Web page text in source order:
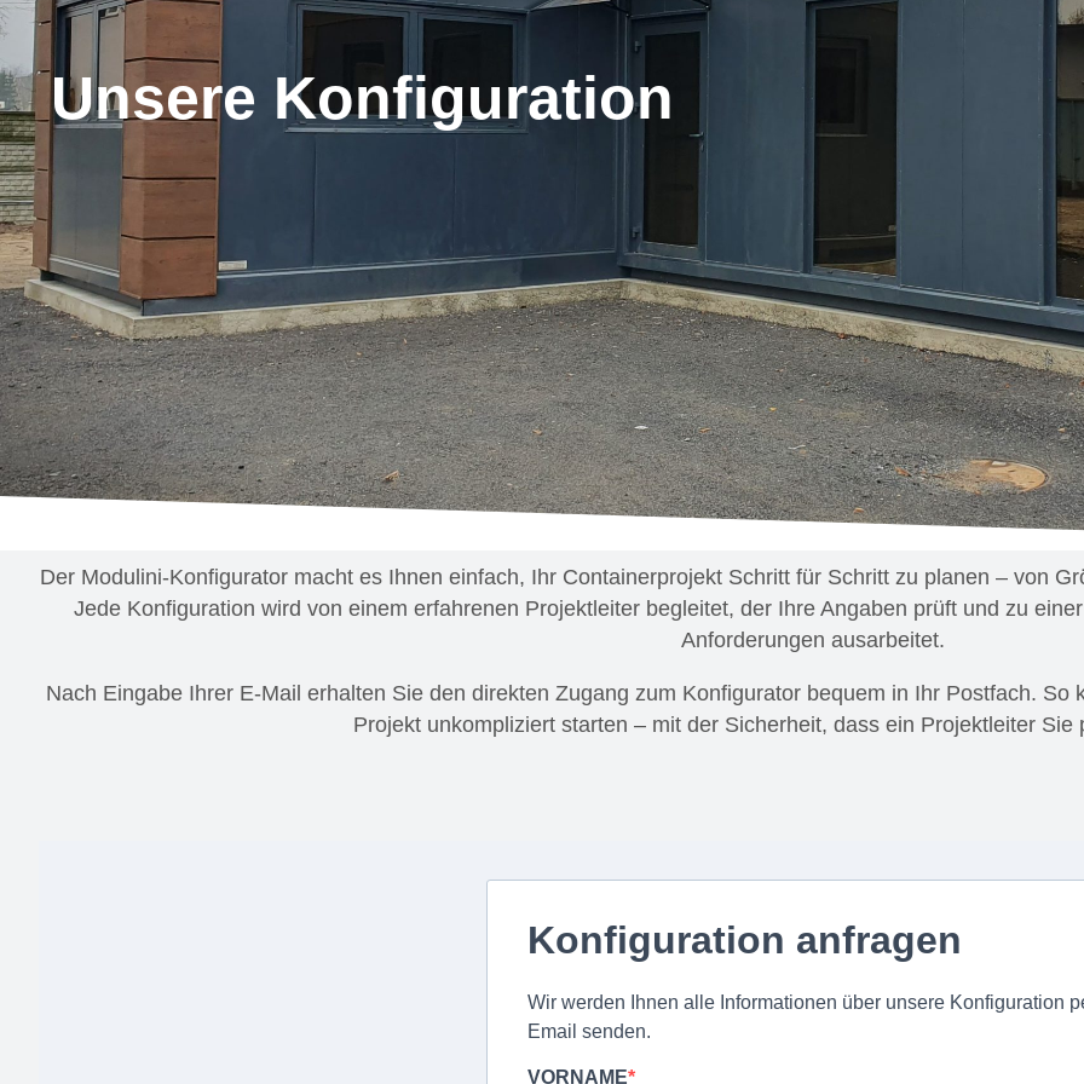
Unsere Konfiguration
Der Modulini-Konfigurator macht es Ihnen einfach, Ihr Containerprojekt Schritt für Schritt zu planen – von
Jede Konfiguration wird von einem erfahrenen Projektleiter begleitet, der Ihre Angaben prüft und zu
Anforderungen ausarbeitet.
Nach Eingabe Ihrer E-Mail erhalten Sie den direkten Zugang zum Konfigurator bequem in Ihr Postfach.
Projekt unkompliziert starten – mit der Sicherheit, dass ein Projektleiter Sie
Konfiguration anfragen
Wir werden Ihnen alle Informationen über unsere Konfiguration
Email senden.
VORNAME